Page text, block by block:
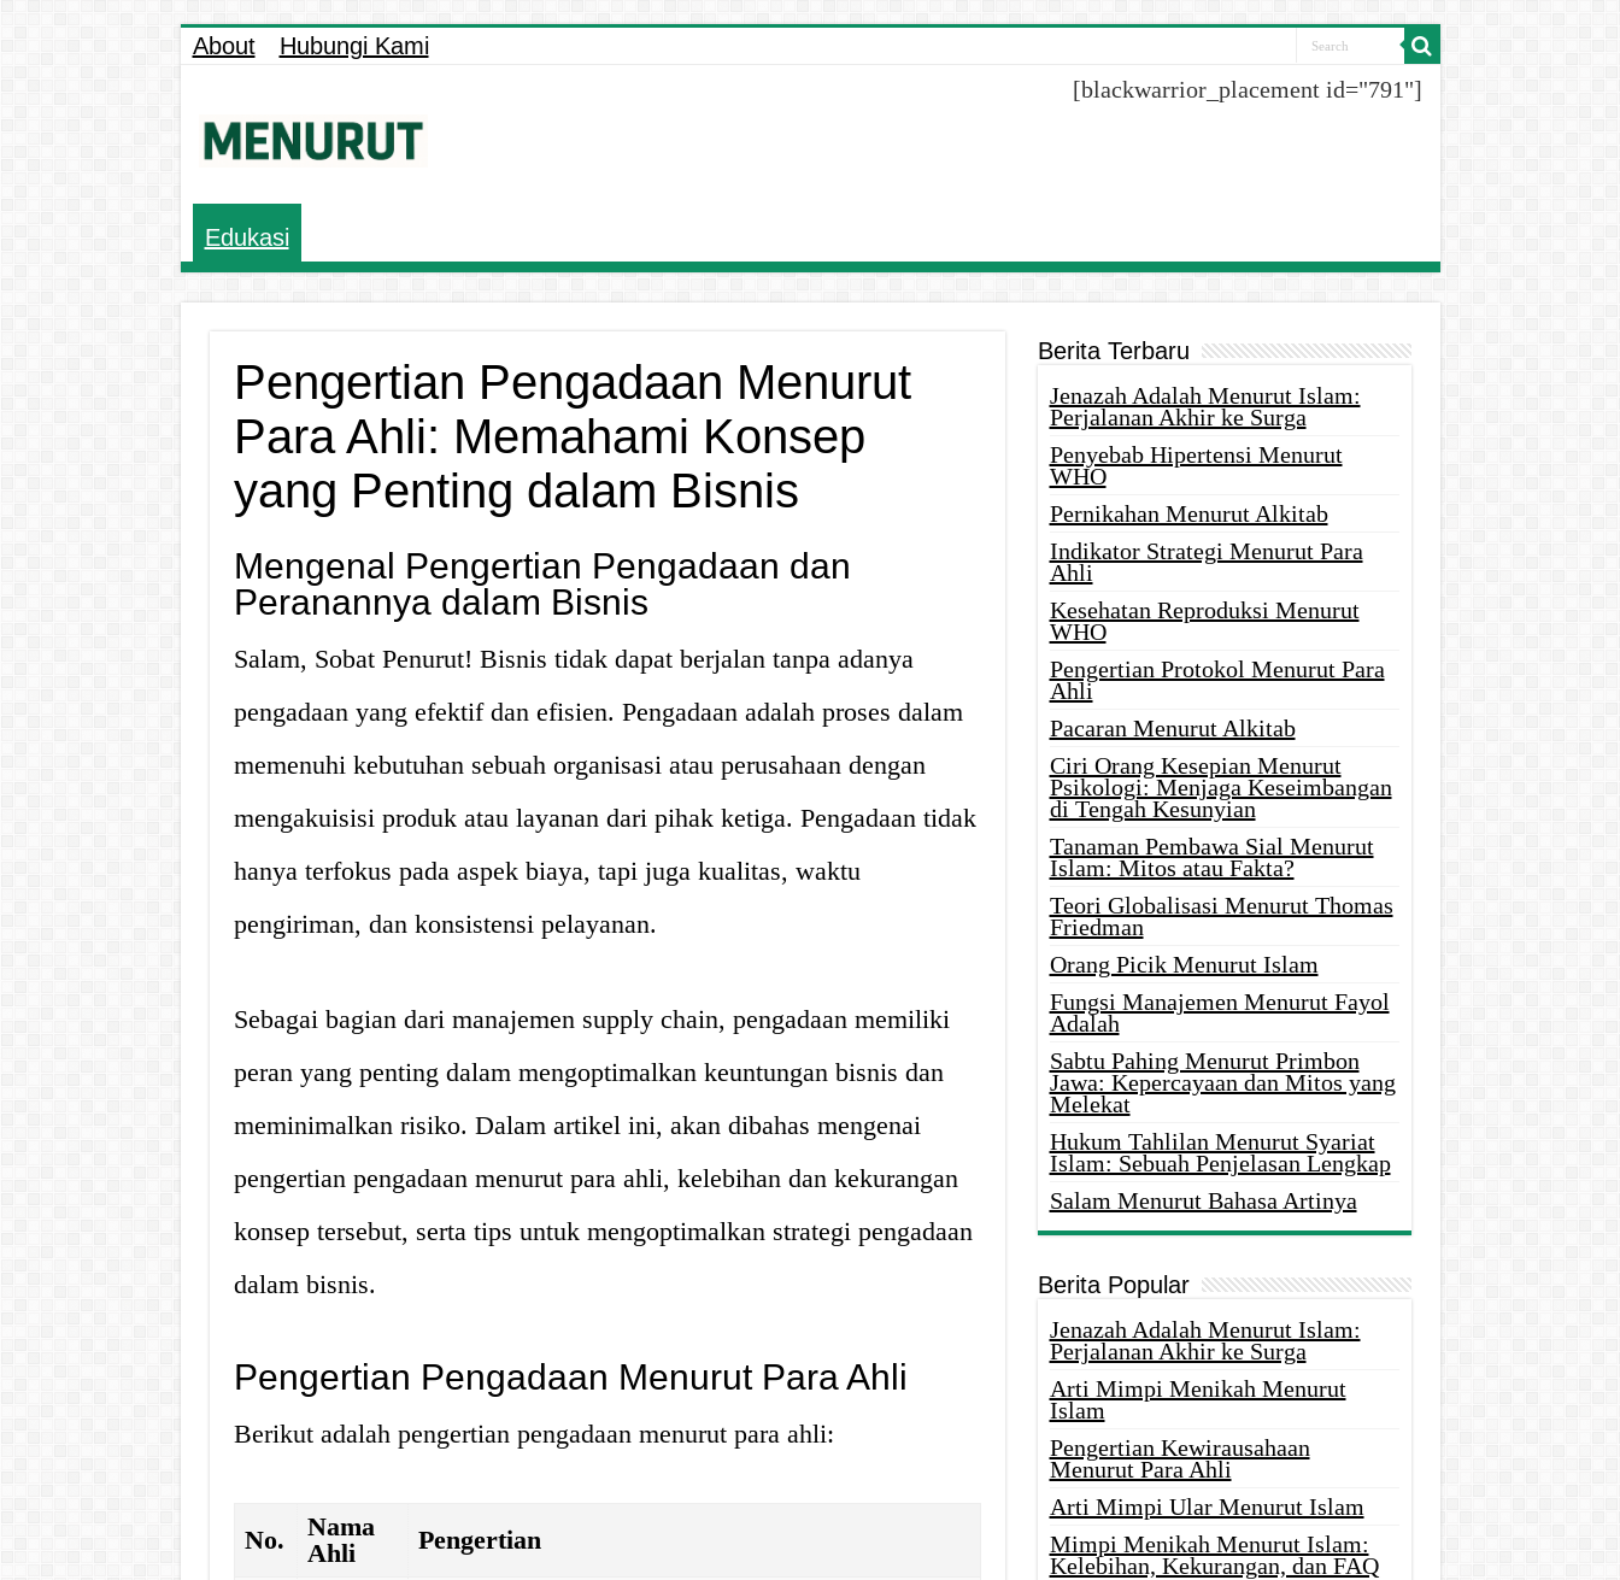
About
Hubungi Kami
[blackwarrior_placement id="791"]
Edukasi
Pengertian Pengadaan Menurut
Para Ahli: Memahami Konsep
yang Penting dalam Bisnis
Mengenal Pengertian Pengadaan dan
Peranannya dalam Bisnis
Salam, Sobat Penurut! Bisnis tidak dapat berjalan tanpa adanya
pengadaan yang efektif dan efisien. Pengadaan adalah proses dalam
memenuhi kebutuhan sebuah organisasi atau perusahaan dengan
mengakuisisi produk atau layanan dari pihak ketiga. Pengadaan tidak
hanya terfokus pada aspek biaya, tapi juga kualitas, waktu
pengiriman, dan konsistensi pelayanan.
Sebagai bagian dari manajemen supply chain, pengadaan memiliki
peran yang penting dalam mengoptimalkan keuntungan bisnis dan
meminimalkan risiko. Dalam artikel ini, akan dibahas mengenai
pengertian pengadaan menurut para ahli, kelebihan dan kekurangan
konsep tersebut, serta tips untuk mengoptimalkan strategi pengadaan
dalam bisnis.
Pengertian Pengadaan Menurut Para Ahli
Berikut adalah pengertian pengadaan menurut para ahli:
No.
Nama
Ahli
Pengertian
Berita Terbaru
Jenazah Adalah Menurut Islam:
Perjalanan Akhir ke Surga
Penyebab Hipertensi Menurut
WHO
Pernikahan Menurut Alkitab
Indikator Strategi Menurut Para
Ahli
Kesehatan Reproduksi Menurut
WHO
Pengertian Protokol Menurut Para
Ahli
Pacaran Menurut Alkitab
Ciri Orang Kesepian Menurut
Psikologi: Menjaga Keseimbangan
di Tengah Kesunyian
Tanaman Pembawa Sial Menurut
Islam: Mitos atau Fakta?
Teori Globalisasi Menurut Thomas
Friedman
Orang Picik Menurut Islam
Fungsi Manajemen Menurut Fayol
Adalah
Sabtu Pahing Menurut Primbon
Jawa: Kepercayaan dan Mitos yang
Melekat
Hukum Tahlilan Menurut Syariat
Islam: Sebuah Penjelasan Lengkap
Salam Menurut Bahasa Artinya
Berita Popular
Jenazah Adalah Menurut Islam:
Perjalanan Akhir ke Surga
Arti Mimpi Menikah Menurut
Islam
Pengertian Kewirausahaan
Menurut Para Ahli
Arti Mimpi Ular Menurut Islam
Mimpi Menikah Menurut Islam:
Kelebihan, Kekurangan, dan FAQ